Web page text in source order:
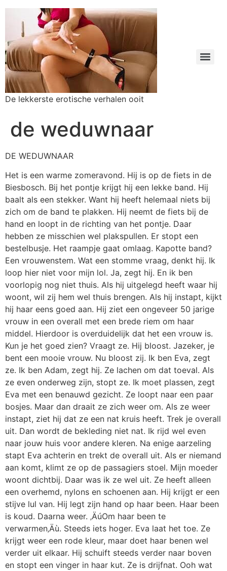
De lekkerste erotische verhalen ooit
de weduwnaar
DE WEDUWNAAR
Het is een warme zomeravond. Hij is op de fiets in de
Biesbosch. Bij het pontje krijgt hij een lekke band. Hij
baalt als een stekker. Want hij heeft helemaal niets bij
zich om de band te plakken. Hij neemt de fiets bij de
hand en loopt in de richting van het pontje. Daar
hebben ze misschien wel plakspullen. Er stopt een
bestelbusje. Het raampje gaat omlaag. Kapotte band?
Een vrouwenstem. Wat een stomme vraag, denkt hij. Ik
loop hier niet voor mijn lol. Ja, zegt hij. En ik ben
voorlopig nog niet thuis. Als hij uitgelegd heeft waar hij
woont, wil zij hem wel thuis brengen. Als hij instapt, kijkt
hij haar eens goed aan. Hij ziet een ongeveer 50 jarige
vrouw in een overall met een brede riem om haar
middel. Hierdoor is overduidelijk dat het een vrouw is.
Kun je het goed zien? Vraagt ze. Hij bloost. Jazeker, je
bent een mooie vrouw. Nu bloost zij. Ik ben Eva, zegt
ze. Ik ben Adam, zegt hij. Ze lachen om dat toeval. Als
ze even onderweg zijn, stopt ze. Ik moet plassen, zegt
Eva met een benauwd gezicht. Ze loopt naar een paar
bosjes. Maar dan draait ze zich weer om. Als ze weer
instapt, ziet hij dat ze een nat kruis heeft. Trek je overall
uit. Dan wordt de bekleding niet nat. Ik rijd wel even
naar jouw huis voor andere kleren. Na enige aarzeling
stapt Eva achterin en trekt de overall uit. Als er niemand
aan komt, klimt ze op de passagiers stoel. Mijn moeder
woont dichtbij. Daar was ik ze wel uit. Ze heeft alleen
een overhemd, nylons en schoenen aan. Hij krijgt er een
stijve lul van. Hij legt zijn hand op haar been. Haar been
is koud. Daarna weer. ‚ÄúOm haar been te
verwarmen‚Äù. Steeds iets hoger. Eva laat het toe. Ze
krijgt weer een rode kleur, maar doet haar benen wel
verder uit elkaar. Hij schuift steeds verder naar boven
en stopt een vinger in haar kut. Ze is drijfnat. Ooh wat